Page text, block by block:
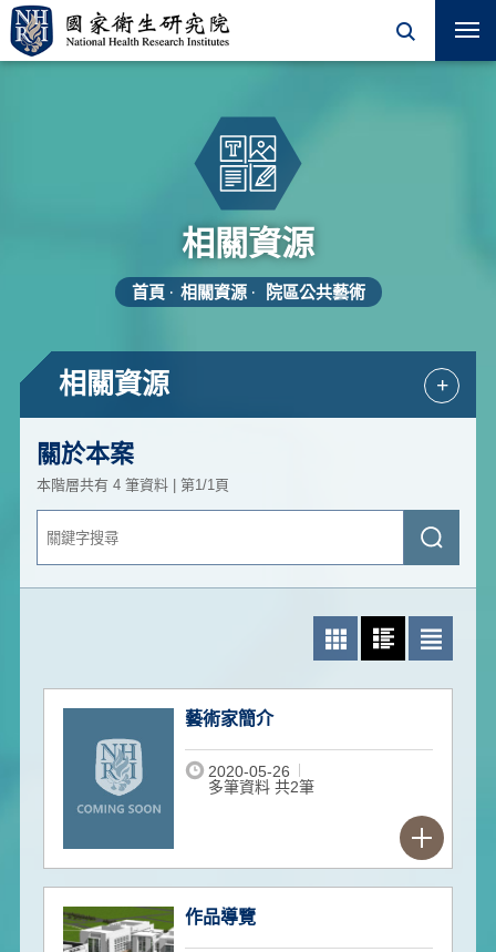
相關資源
首頁 相關資源 院區公共藝術
相關資源 +
關於本案
本階層共有 4 筆資料 | 第1/1頁
關
送
藝術家簡介
2020-05-26
多筆資料 共2筆
作品導覽